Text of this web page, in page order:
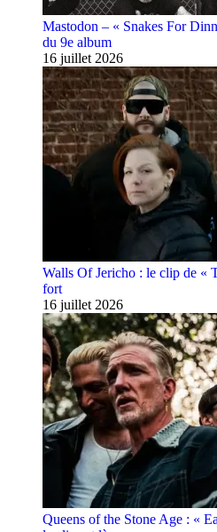
Mastodon – « Snakes For
du 9e album
16 juillet 2026
Walls Of Jericho : le clip de «
fort
16 juillet 2026
Queens of the Stone Age : «